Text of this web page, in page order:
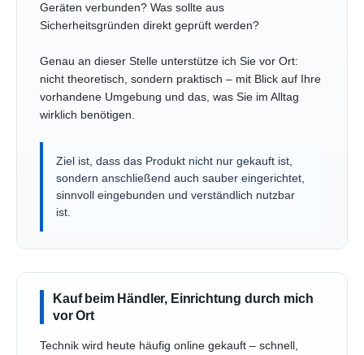
Geräten verbunden? Was sollte aus
Sicherheitsgründen direkt geprüft werden?
Genau an dieser Stelle unterstütze ich Sie vor Ort:
nicht theoretisch, sondern praktisch – mit Blick auf Ihre
vorhandene Umgebung und das, was Sie im Alltag
wirklich benötigen.
Ziel ist, dass das Produkt nicht nur gekauft ist,
sondern anschließend auch sauber eingerichtet,
sinnvoll eingebunden und verständlich nutzbar
ist.
Kauf beim Händler, Einrichtung durch mich
vor Ort
Technik wird heute häufig online gekauft – schnell,